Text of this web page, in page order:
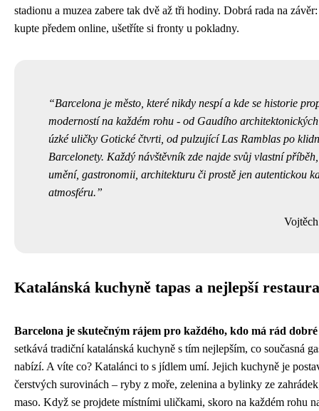
stadionu a muzea zabere tak dvě až tři hodiny. Dobrá rada na
kupte předem online, ušetříte si fronty u pokladny.
Barcelona je město, které nikdy nespí a kde se historie
moderností na každém rohu - od Gaudího
úzké uličky Gotické čtvrti, od pulzující Las Ramblas po
Barcelonety. Každý návštěvník zde najde svůj vlastní
umění, gastronomii, architekturu či prostě jen autentickou
atmosféru.
Katalánská kuchyně tapas a nejlepší
Barcelona je skutečným rájem pro každého, kdo má rád
setkává tradiční katalánská kuchyně s tím nejlepším, co současná
nabízí. A víte co? Katalánci to s jídlem umí. Jejich kuchyně je
čerstvých surovinách – ryby z moře, zelenina a bylinky ze
maso. Když se projdete místními uličkami, skoro na každém rohu